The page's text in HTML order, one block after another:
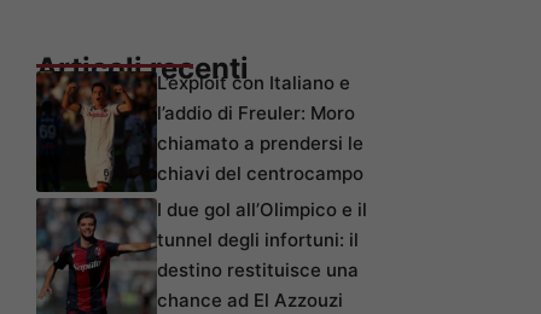
Articoli recentiL’exploit con Italiano e
l’addio di Freuler: Moro
chiamato a prendersi le
chiavi del centrocampo
I due gol all’Olimpico e il
tunnel degli infortuni: il
destino restituisce una
chance ad El Azzouzi